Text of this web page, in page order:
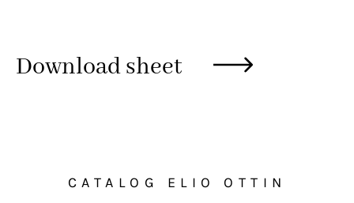
Download sheet
CATALOG ELIO OTTIN